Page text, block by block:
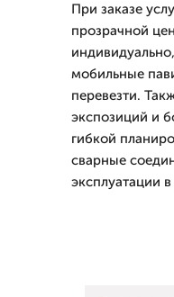
При заказе
прозрачной
мобильные
перевезти.
экспозиций и
гибкой
сварные
эксплуатации